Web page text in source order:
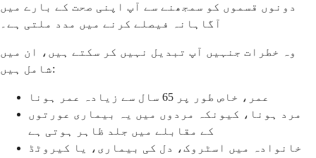
دونوں قسموں کو سمجھنے سے آپ اپنی صحت کے بارے میں
آگاہانہ فیصلے کرنے میں مدد ملتی ہے۔
وہ خطرات جنہیں آپ تبدیل نہیں کر سکتے ہیں، ان میں
شامل ہیں:
عمر، خاص طور پر 65 سال سے زیادہ عمر ہونا
مرد ہونا، کیونکہ مردوں میں یہ بیماری عورتوں
کے مقابلے میں جلد ظاہر ہوتی ہے
خانوادہ میں اسٹروک، دل کی بیماری، یا کیروٹڈ